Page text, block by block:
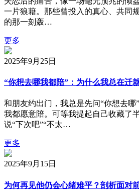
一片狼藉。那些曾投入的真心、共同
的那一刻轰…
更多
2025年9月25日
“你想去哪我都陪”：为什么我总在迁
和朋友约出门，我总是先问“你想去
我都愿意陪。可等我提起自己收藏了
说“下次吧”“不太…
更多
2025年9月15日
为何再见他仍会心绪难平？剖析面对